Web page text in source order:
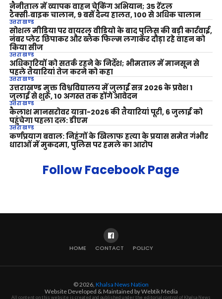
नैनीताल में व्यापक वाहन चेकिंग अभियान; 35 रेंटल
टैक्सी‑बाइक चालान, 9 बसें दैन्य हालत, 100 से अधिक चालान
उत्तराखण्ड
सोशल मीडिया पर वायरल वीडियो के बाद पुलिस की बड़ी कार्रवाई,
नंबर प्लेट छिपाकर और ब्लैक फिल्म लगाकर दौड़ा रहे वाहन को
किया सीज
उत्तराखण्ड
अधिकारियों को सतर्क रहने के निर्देश; भीमताल में मानसून से
पहले तैयारियां तेज करने को कहा
उत्तराखण्ड
उत्तराखण्ड मुक्त विश्वविद्यालय में जुलाई सत्र 2026 के प्रवेश 1
जुलाई से शुरू, 10 अगस्त तक होंगे आवेदन
उत्तराखण्ड
कैलाश मानसरोवर यात्रा-2026 की तैयारियां पूरी, 6 जुलाई को
पहुंचेगा पहला दल: डीएम
उत्तराखण्ड
कर्णप्रयाग बवाल: निहंगों के खिलाफ हत्या के प्रयास समेत गंभीर
धाराओं में मुकदमा, पुलिस पर हमले का आरोप
Follow Facebook Page
HOME CONTACT POLICY
© 2026, Khalsa News Nation
Website Developed & Maintained by Webtik Media
All content on this website is created and published under the editorial control of Khalsa News